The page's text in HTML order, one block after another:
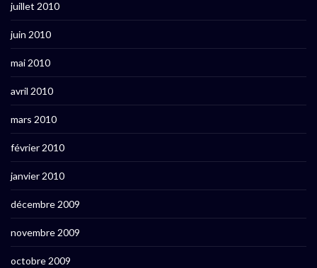
juillet 2010
juin 2010
mai 2010
avril 2010
mars 2010
février 2010
janvier 2010
décembre 2009
novembre 2009
octobre 2009